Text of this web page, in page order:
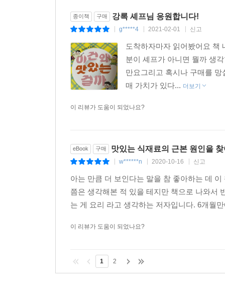
종이책 구매 강록 셰프님 응원합니다!
g*****4 2021-02-01 신고
도착하자마자 읽어봤어요 책
분이 셰프가 아니면 뭘까 생
만요그리고 혹시나 구매를
매 가치가 있다... 더보기
이 리뷰가 도움이 되었나요?
eBook 구매 맛있는 식재료의 근본 원인을
w******n 2020-10-16 신고
아는 만큼 더 보인다는 말을 참 좋아하는 데
쯤은 생각해본 적 있을 테지만 책으로 나와서
는 게 요리 라고 생각하는 저자입니다. 6개월
이 리뷰가 도움이 되었나요?
1 2